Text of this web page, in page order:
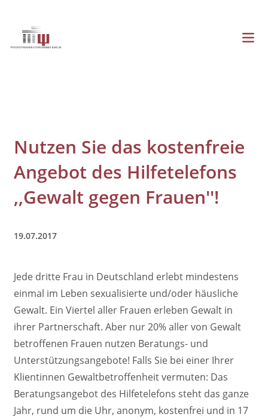
Inhalt
Menü
Nutzen Sie das kostenfreie
Angebot des Hilfetelefons
,,Gewalt gegen Frauen''!
19.07.2017
Jede dritte Frau in Deutschland erlebt mindestens
einmal im Leben sexualisierte und/oder häusliche
Gewalt. Ein Viertel aller Frauen erleben Gewalt in
ihrer Partnerschaft. Aber nur 20% aller von Gewalt
betroffenen Frauen nutzen Beratungs- und
Unterstützungsangebote! Falls Sie bei einer Ihrer
Klientinnen Gewaltbetroffenheit vermuten: Das
Beratungsangebot des Hilfetelefons steht das ganze
Jahr, rund um die Uhr, anonym, kostenfrei und in 17